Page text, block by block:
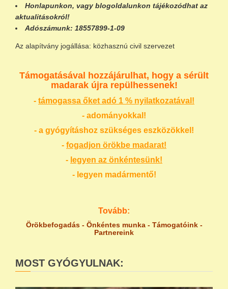
Honlapunkon, vagy blogoldalunkon tájékozódhat az
aktualitásokról!
Adószámunk: 18557899-1-09
Az alapítvány jogállása: közhasznú civil szervezet
Támogatásával hozzájárulhat, hogy a sérült
madarak újra repülhessenek!
- támogassa őket adó 1 % nyilatkozatával!
- adományokkal!
- a gyógyításhoz szükséges eszközökkel!
- fogadjon örökbe madarat!
- legyen az önkéntesünk!
- legyen madármentő!
Tovább:
Örökbefogadás - Önkéntes munka- Támogatóink-
Partnereink
MOST GYÓGYULNAK: